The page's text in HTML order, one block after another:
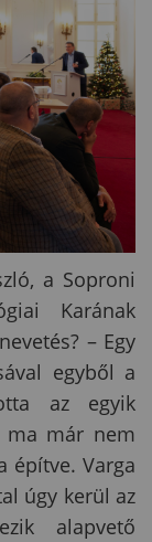
a Soproni
Karának
– Egy
egyből a
az egyik
ma már nem
építve. Varga
úgy kerül az
alapvető